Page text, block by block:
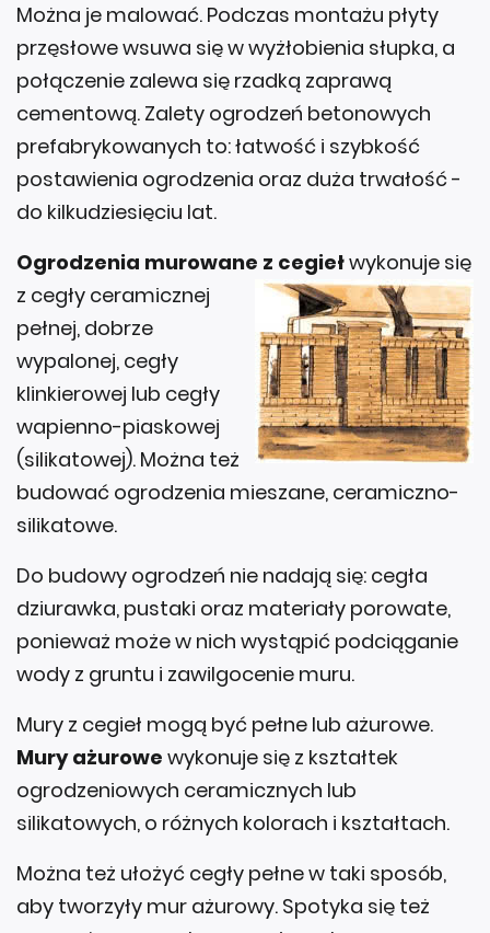
Można je malować. Podczas montażu płyty
przęsłowe wsuwa się w wyżłobienia słupka, a
połączenie zalewa się rzadką zaprawą
cementową. Zalety ogrodzeń betonowych
prefabrykowanych to: łatwość i szybkość
postawienia ogrodzenia oraz duża trwałość -
do kilkudziesięciu lat.
Ogrodzenia murowane z cegiełwykonuje się
z cegły ceramicznej
pełnej, dobrze
wypalonej, cegły
klinkierowej lub cegły
wapienno-piaskowej
(silikatowej). Można też
budować ogrodzenia mieszane, ceramiczno-
silikatowe.
Do budowy ogrodzeń nie nadają się: cegła
dziurawka, pustaki oraz materiały porowate,
ponieważ może w nich wystąpić podciąganie
wody z gruntu i zawilgocenie muru.
Mury z cegieł mogą być pełne lub ażurowe.
Mury ażurowe wykonuje się z kształtek
ogrodzeniowych ceramicznych lub
silikatowych, o różnych kolorach i kształtach.
Można też ułożyć cegły pełne w taki sposób,
aby tworzyły mur ażurowy. Spotyka się też